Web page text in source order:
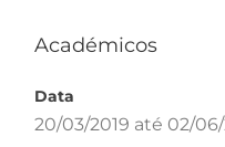
Académicos
Data
20/03/2019 até 02/06/